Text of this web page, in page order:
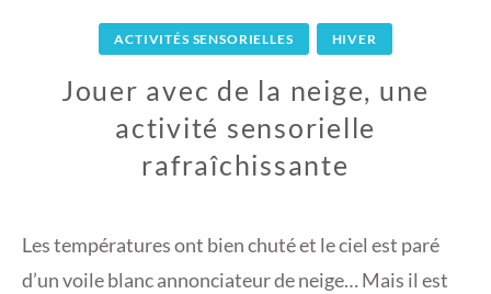
ACTIVITÉS SENSORIELLES HIVER
Jouer avec de la neige, une
activité sensorielle
rafraîchissante
M
A
Les températures ont bien chuté et le ciel est paré
d’un voile blanc annonciateur de neige… Mais il est